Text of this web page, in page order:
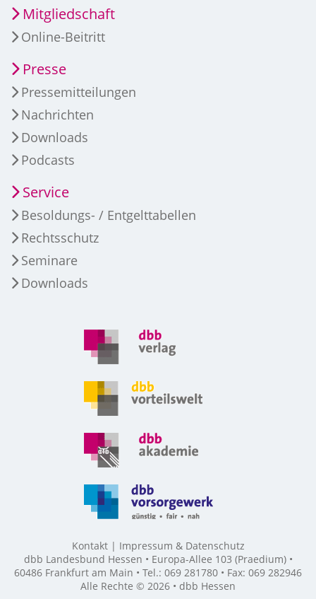
Mitgliedschaft
Online-Beitritt
Presse
Pressemitteilungen
Nachrichten
Downloads
Podcasts
Service
Besoldungs- / Entgelttabellen
Rechtsschutz
Seminare
Downloads
Kontakt
Impressum & Datenschutz
dbb Landesbund Hessen • Europa-Allee 103 (Praedium) •
60486 Frankfurt am Main • Tel.: 069 281780 • Fax: 069 282946
Alle Rechte © 2026 • dbb Hessen